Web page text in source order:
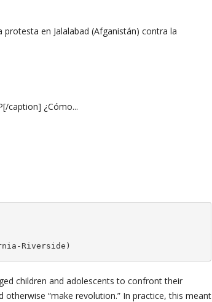
protesta en Jalalabad (Afganistán) contra la
caption] ¿Cómo...
Riverside)
children and adolescents to confront their
“make revolution.” In practice, this meant